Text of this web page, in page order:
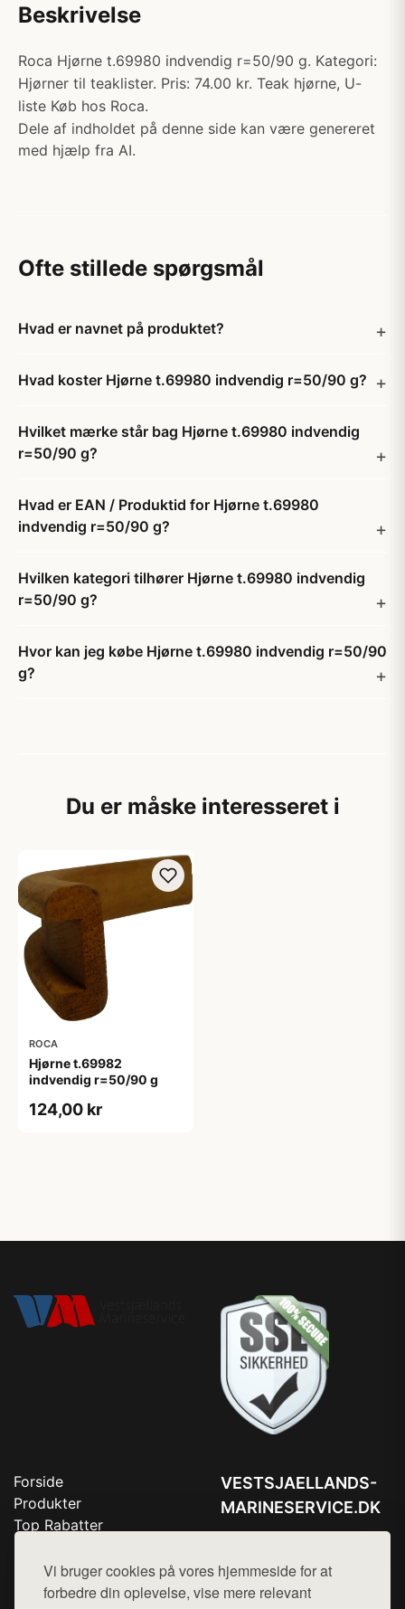
Vi bruger cookies på vores hjemmeside for at
forbedre din oplevelse, vise mere relevant
Beskrivelse
Roca Hjørne t.69980 indvendig r=50/90 g. Kategori:
Hjørner til teaklister. Pris: 74.00 kr. Teak hjørne, U-
liste Køb hos Roca.
Dele af indholdet på denne side kan være genereret
med hjælp fra AI.
Ofte stillede spørgsmål
Hvad er navnet på produktet?
Hvad koster Hjørne t.69980 indvendig r=50/90 g?
Hvilket mærke står bag Hjørne t.69980 indvendig
r=50/90 g?
Hvad er EAN / Produktid for Hjørne t.69980
indvendig r=50/90 g?
Hvilken kategori tilhører Hjørne t.69980 indvendig
r=50/90 g?
Hvor kan jeg købe Hjørne t.69980 indvendig r=50/90
g?
Du er måske interesseret i
ROCA
Hjørne t.69982
indvendig r=50/90 g
124,00 kr
Forside
Produkter
Top Rabatter
Kontakt
VESTSJAELLANDS-
MARINESERVICE.DK
Mail:hej@want.dk